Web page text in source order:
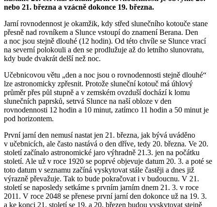
nebo 21. března a vzácně dokonce 19. března.
Jarní rovnodennost je okamžik, kdy střed slunečního kotouče stane
přesně nad rovníkem a Slunce vstoupí do znamení Berana. Den
a noc jsou stejně dlouhé (12 hodin). Od této chvíle se Slunce vrací
na severní polokouli a den se prodlužuje až do letního slunovratu,
kdy bude dvakrát delší než noc.
Učebnicovou větu „den a noc jsou o rovnodennosti stejně dlouhé“
lze astronomicky zpřesnit. Protože sluneční kotouč má úhlový
průměr přes půl stupně a v zemském ovzduší dochází k lomu
slunečních paprsků, setrvá Slunce na naší obloze v den
rovnodennosti 12 hodin a 10 minut, zatímco 11 hodin a 50 minut je
pod horizontem.
První jarní den nemusí nastat jen 21. března, jak bývá uváděno
v učebnicích, ale často nastává o den dříve, tedy 20. března. Ve 20.
století začínalo astronomické jaro výhradně 21.3. jen na počátku
století. Ale už v roce 1920 se poprvé objevuje datum 20. 3. a poté se
toto datum v seznamu začíná vyskytovat stále častěji a dnes již
výrazně převažuje. Tak to bude pokračovat i v budoucnu. V 21.
století se naposledy setkáme s prvním jarním dnem 21. 3. v roce
2011. V roce 2048 se přenese první jarní den dokonce už na 19. 3.
a ke konci 21. století se 19. a 20. březen budou vyskytovat stejně